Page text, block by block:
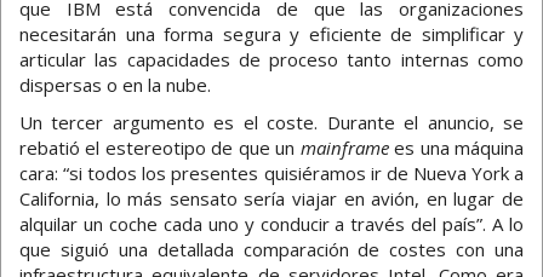
que IBM está convencida de que las organizaciones
necesitarán una forma segura y eficiente de simplificar y
articular las capacidades de proceso tanto internas como
dispersas o en la nube.
Un tercer argumento es el coste. Durante el anuncio, se
rebatió el estereotipo de que un mainframees una máquina
cara: “si todos los presentes quisiéramos ir de Nueva York a
California, lo más sensato sería viajar en avión, en lugar de
alquilar un coche cada uno y conducir a través del país”. A lo
que siguió una detallada comparación de costes con una